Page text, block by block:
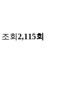
조회 2,115회